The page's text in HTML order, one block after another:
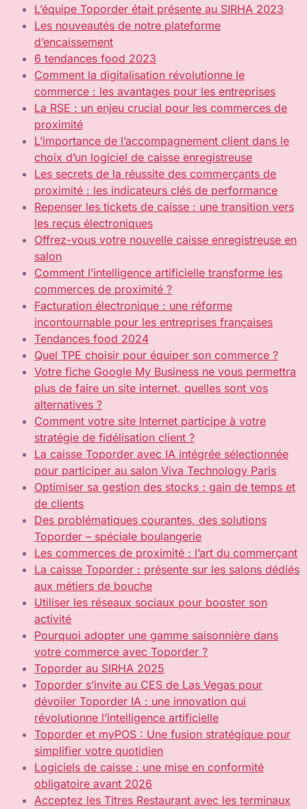
L’équipe Toporder était présente au SIRHA 2023
Les nouveautés de notre plateforme
d’encaissement
6 tendances food 2023
Comment la digitalisation révolutionne le
commerce : les avantages pour les entreprises
La RSE : un enjeu crucial pour les commerces de
proximité
L’importance de l’accompagnement client dans le
choix d’un logiciel de caisse enregistreuse
Les secrets de la réussite des commerçants de
proximité : les indicateurs clés de performance
Repenser les tickets de caisse : une transition vers
les reçus électroniques
Offrez-vous votre nouvelle caisse enregistreuse en
salon
Comment l’intelligence artificielle transforme les
commerces de proximité ?
Facturation électronique : une réforme
incontournable pour les entreprises françaises
Tendances food 2024
Quel TPE choisir pour équiper son commerce ?
Votre fiche Google My Business ne vous permettra
plus de faire un site internet, quelles sont vos
alternatives ?
Comment votre site Internet participe à votre
stratégie de fidélisation client ?
La caisse Toporder avec IA intégrée sélectionnée
pour participer au salon Viva Technology Paris
Optimiser sa gestion des stocks : gain de temps et
de clients
Des problématiques courantes, des solutions
Toporder – spéciale boulangerie
Les commerces de proximité : l’art du commerçant
La caisse Toporder : présente sur les salons dédiés
aux métiers de bouche
Utiliser les réseaux sociaux pour booster son
activité
Pourquoi adopter une gamme saisonnière dans
votre commerce avec Toporder ?
Toporder au SIRHA 2025
Toporder s’invite au CES de Las Vegas pour
dévoiler Toporder IA : une innovation qui
révolutionne l’intelligence artificielle
Toporder et myPOS : Une fusion stratégique pour
simplifier votre quotidien
Logiciels de caisse : une mise en conformité
obligatoire avant 2026
Acceptez les Titres Restaurant avec les terminaux